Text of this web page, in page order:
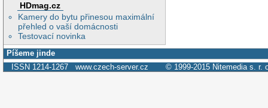
HDmag.cz
Kamery do bytu přinesou maximální
přehled o vaší domácnosti
Testovací novinka
Píšeme jinde
ISSN 1214-1267 www.czech-server.cz © 1999-2015 Nitemedia s. r.